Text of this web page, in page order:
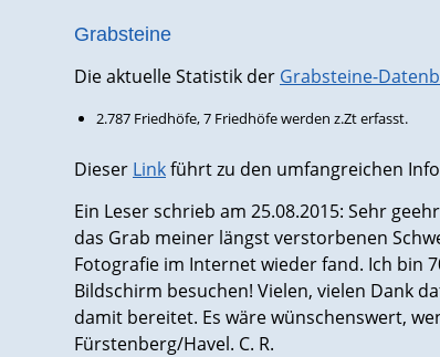
Grabsteine
Die aktuelle Statistik der Grabsteine-
2.787 Friedhöfe, 7 Friedhöfe werden z.Zt erfasst.
Dieser Linkführt zu den umfangreichen
Ein Leser schrieb am 25.08.2015: Sehr
das Grab meiner längst verstorbenen
Fotografie im Internet wieder fand. Ich bin
Bildschirm besuchen! Vielen, vielen Dank
damit bereitet. Es wäre wünschenswert,
Fürstenberg/Havel. C. R.